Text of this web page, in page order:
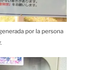
por la persona